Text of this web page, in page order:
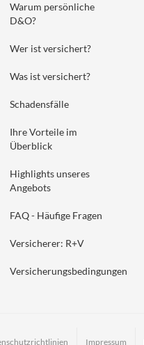
Warum persönliche
D&O?
Wer ist versichert?
Was ist versichert?
Schadensfälle
Ihre Vorteile im
Überblick
Highlights unseres
Angebots
FAQ - Häufige Fragen
Versicherer: R+V
Versicherungsbedingungen
Impressum